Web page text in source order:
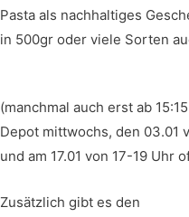
Pasta als nachhaltiges
in 500gr oder viele Sorten
(manchmal auch erst ab
Depot mittwochs, den 03.01
und am 17.01 von 17-19 Uhr
Zusätzlich gibt es den